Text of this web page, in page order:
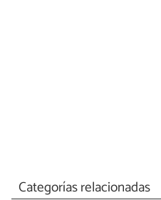
Categorías relacionadas